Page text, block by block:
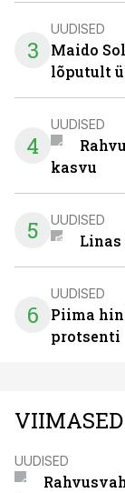
3
UUDISED
Maido
lõputult
4
UUDISED
kasvu
5 UUDISED
6
UUDISED
Piima
protsenti
UUDISED